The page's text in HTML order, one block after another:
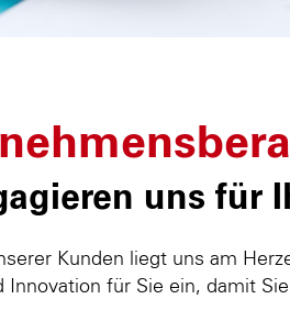
uns für
Kunden liegt uns am
Innovation für Sie ein, damit